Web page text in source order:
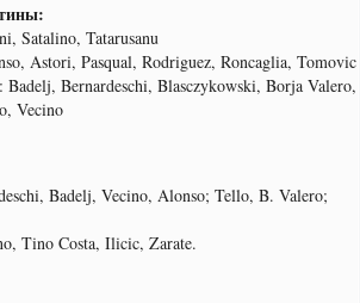
Satalino, Tatarusanu
Astori, Pasqual, Rodriguez, Roncaglia, Tomovic
Bernardeschi, Blasczykowski, Borja Valero,
Vecino
Badelj, Vecino, Alonso; Tello, B. Valero;
Tino Costa, Ilicic, Zarate.